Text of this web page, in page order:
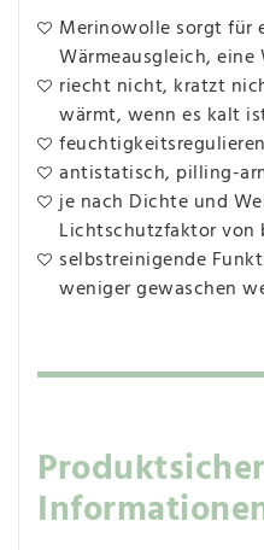
Merinowolle sorgt für
Wärmeausgleich,
riecht nicht, kratzt
wärmt, wenn es kalt
antistatisch, pilling-
je nach Dichte und
Lichtschutzfaktor von
selbstreinigende
weniger gewaschen